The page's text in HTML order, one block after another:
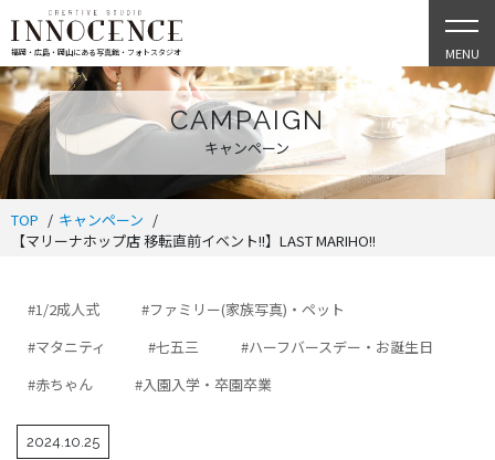
福岡・広島・岡山にある写真館・フォトスタジオ MENU
CAMPAIGN
キャンペーン
TOP
キャンペーン
【マリーナホップ店 移転直前イベント!!】LAST MARIHO!!
#1/2成人式
#ファミリー(家族写真)・ペット
#マタニティ
#七五三
#ハーフバースデー・お誕生日
#赤ちゃん
#入園入学・卒園卒業
2024.10.25